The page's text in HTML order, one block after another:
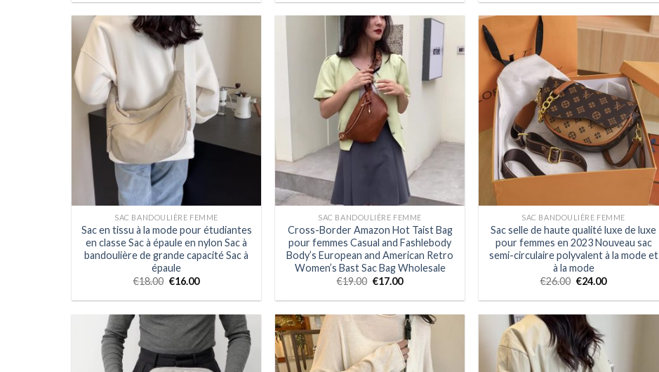
SAC BANDOULIÈRE FEMME
Sac en tissu à la mode pour étudiantes
en classe Sac à épaule en nylon Sac à
bandoulière de grande capacité Sac à
épaule
€18.00 €16.00
SAC BANDOULIÈRE FEMME
Cross-Border Amazon Hot Taist Bag
pour femmes Casual and Fashlebody
Body’s European and American Retro
Women’s Bast Sac Bag Wholesale
€19.00 €17.00
SAC BANDOULIÈRE FEMME
Sac selle de haute qualité luxe de luxe
pour femmes en 2023 Nouveau sac
semi-circulaire polyvalent à la mode et
à la mode
€26.00 €24.00